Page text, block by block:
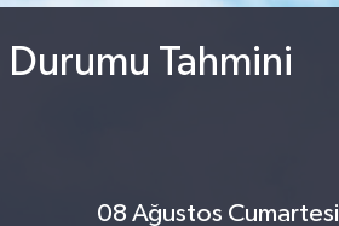
Durumu Tahmini
08 Ağustos Cumartesi